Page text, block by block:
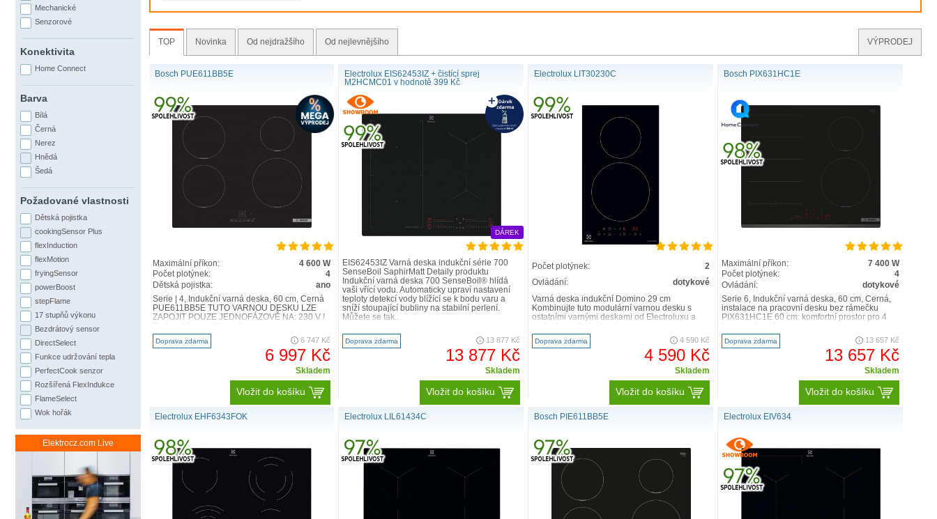
TOP Novinka Od nejdražšího Od nejlevnějšího VÝPRODEJ
Bosch PUE611BB5E
Maximální příkon:
4 600 W
Počet plotýnek:
4
Dětská pojistka:
ano
Serie | 4, Indukční varná deska, 60 cm, Černá
PUE611BB5E TUTO VARNOU DESKU LZE
ZAPOJIT POUZE JEDNOFÁZOVĚ NA: 230 V !
Doprava zdarma 6 747 Kč
6 997 Kč
Skladem
Vložit do košíku
Electrolux EIS62453IZ + čistící sprej
M2HCMC01 v hodnotě 399 Kč
DÁREK
EIS62453IZ Varná deska indukční série 700
SenseBoil SaphirMatt Detaily produktu
Indukční varná deska 700 SenseBoil® hlídá
vaši vřící vodu. Automaticky upraví nastavení
teploty detekcí vody blížící se k bodu varu a
sníží stoupající bubliny na stabilní perlení.
Můžete se tak..
Doprava zdarma 13 877 Kč
13 877 Kč
Skladem
Vložit do košíku
Electrolux LIT30230C
Počet plotýnek:
2
Ovládání:
dotykové
Varná deska indukční Domino 29 cm
Kombinujte tuto modulární varnou desku s
ostatními varnými deskami od Electroluxu a
Doprava zdarma 4 590 Kč
4 590 Kč
Skladem
Vložit do košíku
Bosch PIX631HC1E
Maximální příkon:
7 400 W
Počet plotýnek:
4
Ovládání:
dotykové
Serie 6, Indukční varná deska, 60 cm, Černá,
instalace na pracovní desku bez rámečku
PIX631HC1E 60 cm: komfortní prostor pro 4
Doprava zdarma 13 657 Kč
13 657 Kč
Skladem
Vložit do košíku
Electrolux EHF6343FOK Electrolux LIL61434C Bosch PIE611BB5E Electrolux EIV634
Mechanické
Senzorové
Konektivita
Home Connect
Barva
Bílá
Černá
Nerez
Hnědá
Šedá
Požadované vlastnosti
Dětská pojistka
cookingSensor Plus
flexInduction
flexMotion
fryingSensor
powerBoost
stepFlame
17 stupňů výkonu
Bezdrátový sensor
DirectSelect
Funkce udržování tepla
PerfectCook senzor
Rozšířená FlexIndukce
FlameSelect
Wok hořák
Elektrocz.com Live